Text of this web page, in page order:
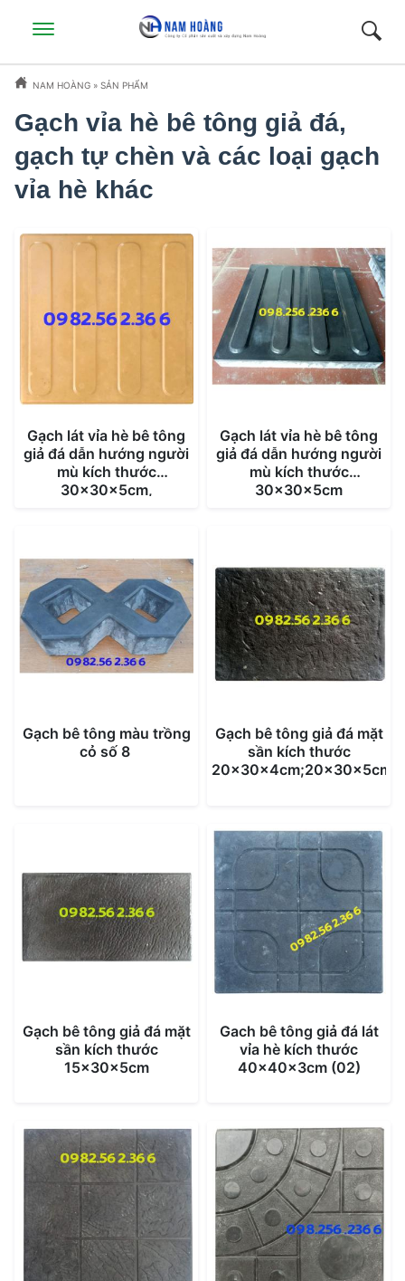
NAM HOÀNG » SẢN PHẨM
Gạch vỉa hè bê tông giả đá,
gạch tự chèn và các loại gạch
vỉa hè khác
Gạch lát vỉa hè bê tông
giả đá dẫn hướng người
mù kích thước
30x30x5cm,
Gạch lát vỉa hè bê tông
giả đá dẫn hướng người
mù kích thước
30x30x5cm
Gạch bê tông màu trồng
cỏ số 8
Gạch bê tông giả đá mặt
sần kích thước
20x30x4cm;20x30x5cm
Gạch bê tông giả đá mặt
sần kích thước
15x30x5cm
Gach bê tông giả đá lát
vỉa hè kích thước
40x40x3cm (02)